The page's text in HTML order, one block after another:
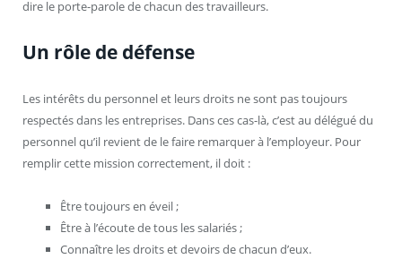
dire le porte-parole de chacun des travailleurs.
Un rôle de défense
Les intérêts du personnel et leurs droits ne sont pas toujours
respectés dans les entreprises. Dans ces cas-là, c’est au délégué du
personnel qu’il revient de le faire remarquer à l’employeur. Pour
remplir cette mission correctement, il doit :
Être toujours en éveil ;
Être à l’écoute de tous les salariés ;
Connaître les droits et devoirs de chacun d’eux.